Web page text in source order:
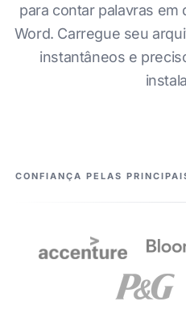
para contar palavras
Word. Carregue seu
instantâneos e
OS NOSSOS PARCEIROS
CONFIANÇA PELAS